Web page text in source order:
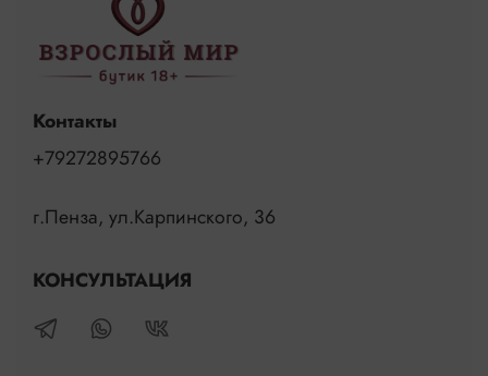
Контакты
+79272895766
г.Пенза, ул.Карпинского, 36
КОНСУЛЬТАЦИЯ